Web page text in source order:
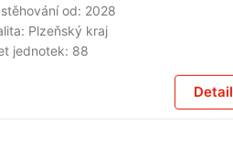
od: 2028
Plzeňský kraj
jednotek: 88
Detail